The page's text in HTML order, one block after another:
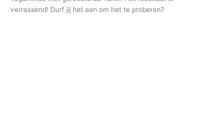
verrassend! Durf jij het aan om het te proberen?